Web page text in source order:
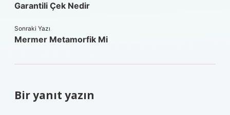
Garantili Çek Nedir
Sonraki Yazı
Mermer Metamorfik Mi
Bir yanıt yazın